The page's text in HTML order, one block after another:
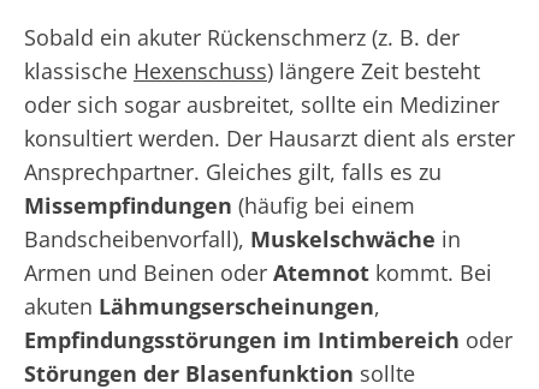
Sobald ein akuter Rückenschmerz (z. B. der
klassische Hexenschuss) längere Zeit besteht
oder sich sogar ausbreitet, sollte ein Mediziner
konsultiert werden. Der Hausarzt dient als erster
Ansprechpartner. Gleiches gilt, falls es zu
Missempfindungen (häufig bei einem
Bandscheibenvorfall), Muskelschwäche in
Armen und Beinen oder Atemnot kommt. Bei
akuten Lähmungserscheinungen,
Empfindungsstörungen im Intimbereich oder
Störungen der Blasenfunktion sollte